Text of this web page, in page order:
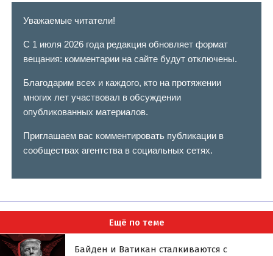
Уважаемые читатели!
С 1 июля 2026 года редакция обновляет формат
вещания: комментарии на сайте будут отключены.
Благодарим всех и каждого, кто на протяжении
многих лет участвовал в обсуждении
опубликованных материалов.
Приглашаем вас комментировать публикации в
сообществах агентства в социальных сетях.
Ещё по теме
Байден и Ватикан сталкиваются с